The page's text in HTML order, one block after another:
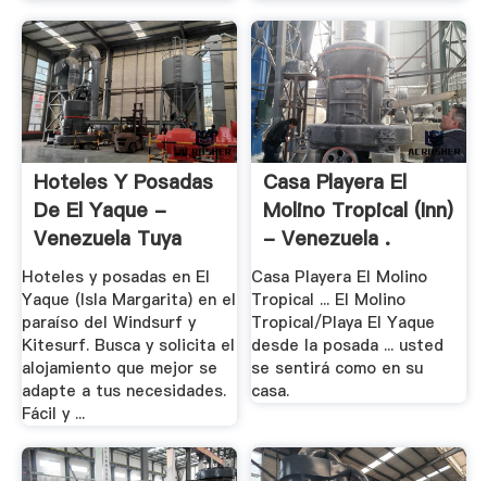
Hoteles Y Posadas
De El Yaque -
Venezuela Tuya
Hoteles y posadas en El
Yaque (Isla Margarita) en el
paraíso del Windsurf y
Kitesurf. Busca y solicita el
alojamiento que mejor se
adapte a tus necesidades.
Fácil y ...
Casa Playera El
Molino Tropical (Inn)
- Venezuela .
Casa Playera El Molino
Tropical ... El Molino
Tropical/Playa El Yaque
desde la posada ... usted
se sentirá como en su
casa.